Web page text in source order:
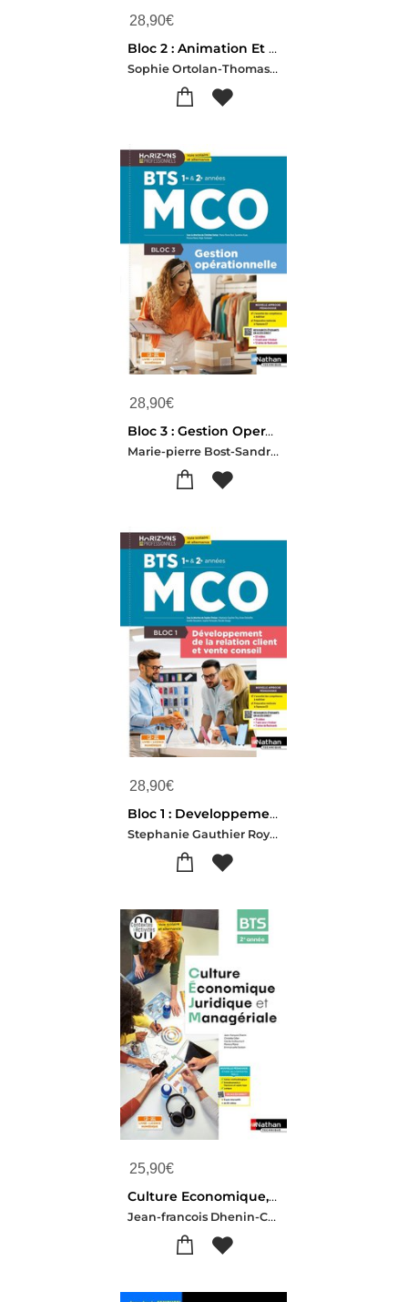
28,90€
Bloc 2 : Animation Et Dynamisation De L'offre Commerciale ; Btc Mco 1re Et 2e Annees (edition 2026)
Sophie Ortolan-Thomas Bartoluci-Claudia Del Testa-Anne Gitzhoffer-Sandrine Kiyak-Aurelie Nzouetom-Perr
28,90€
Bloc 3 : Gestion Operationnelle ; Bts Mco 1re Et 2e Annees (edition 2026)
Marie-pierre Bost-Sandrine Kiyak-Monica Manzi-Regis Tombarel
28,90€
Bloc 1 : Developpement De La Relation Client Et Vente Conseil ; Bts Mco 1re Et 2e Annees (edition 2026)
Stephanie Gauthier Roy-Anne Gitzhoffer-Aurelie Nzouetom-Sophie Perraudin-Pascale Stoupy
25,90€
Culture Economique, Juridique Et Manageriale ; Bts 2e Annee (edition 2026)
Jean-francois Dhenin-Christele Gillet-Cecile Guillaumont-Monica Manzi-Emmanuelle Sardain